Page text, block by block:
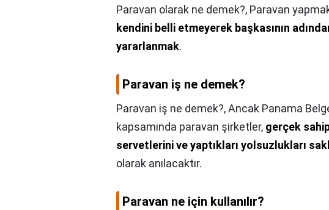
Paravan olarak ne demek?, Paravan
kendini belli etmeyerek başkasının
yararlanmak.
Paravan iş ne demek?
Paravan iş ne demek?,Ancak Panama
kapsamında paravan şirketler, gerçek
servetlerini ve yaptıkları yolsuzlukları
olarak anılacaktır.
Paravan ne için kullanılır?